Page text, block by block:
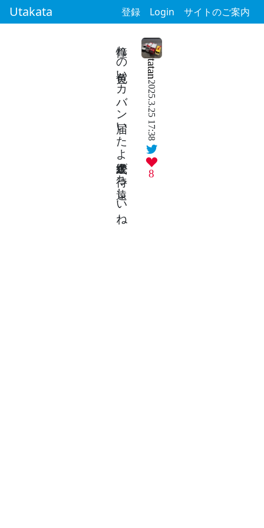
Utakata 登録 Login サイトのご案内
tatan
2025.3.25 17:38
8
憧れの黄色いカバン届いたよ進級式が待ち遠しいね